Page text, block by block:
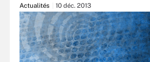
Actualités 10 déc. 2013